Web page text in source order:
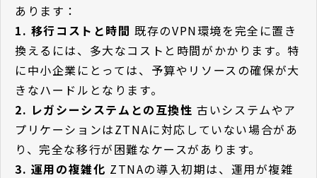
あります：
1. 移行コストと時間 既存のVPN環境を完全に置き
換えるには、多大なコストと時間がかかります。特
に中小企業にとっては、予算やリソースの確保が大
きなハードルとなります。
2. レガシーシステムとの互換性 古いシステムやア
プリケーションはZTNAに対応していない場合があ
り、完全な移行が困難なケースがあります。
3. 運用の複雑化 ZTNAの導入初期は、運用が複雑